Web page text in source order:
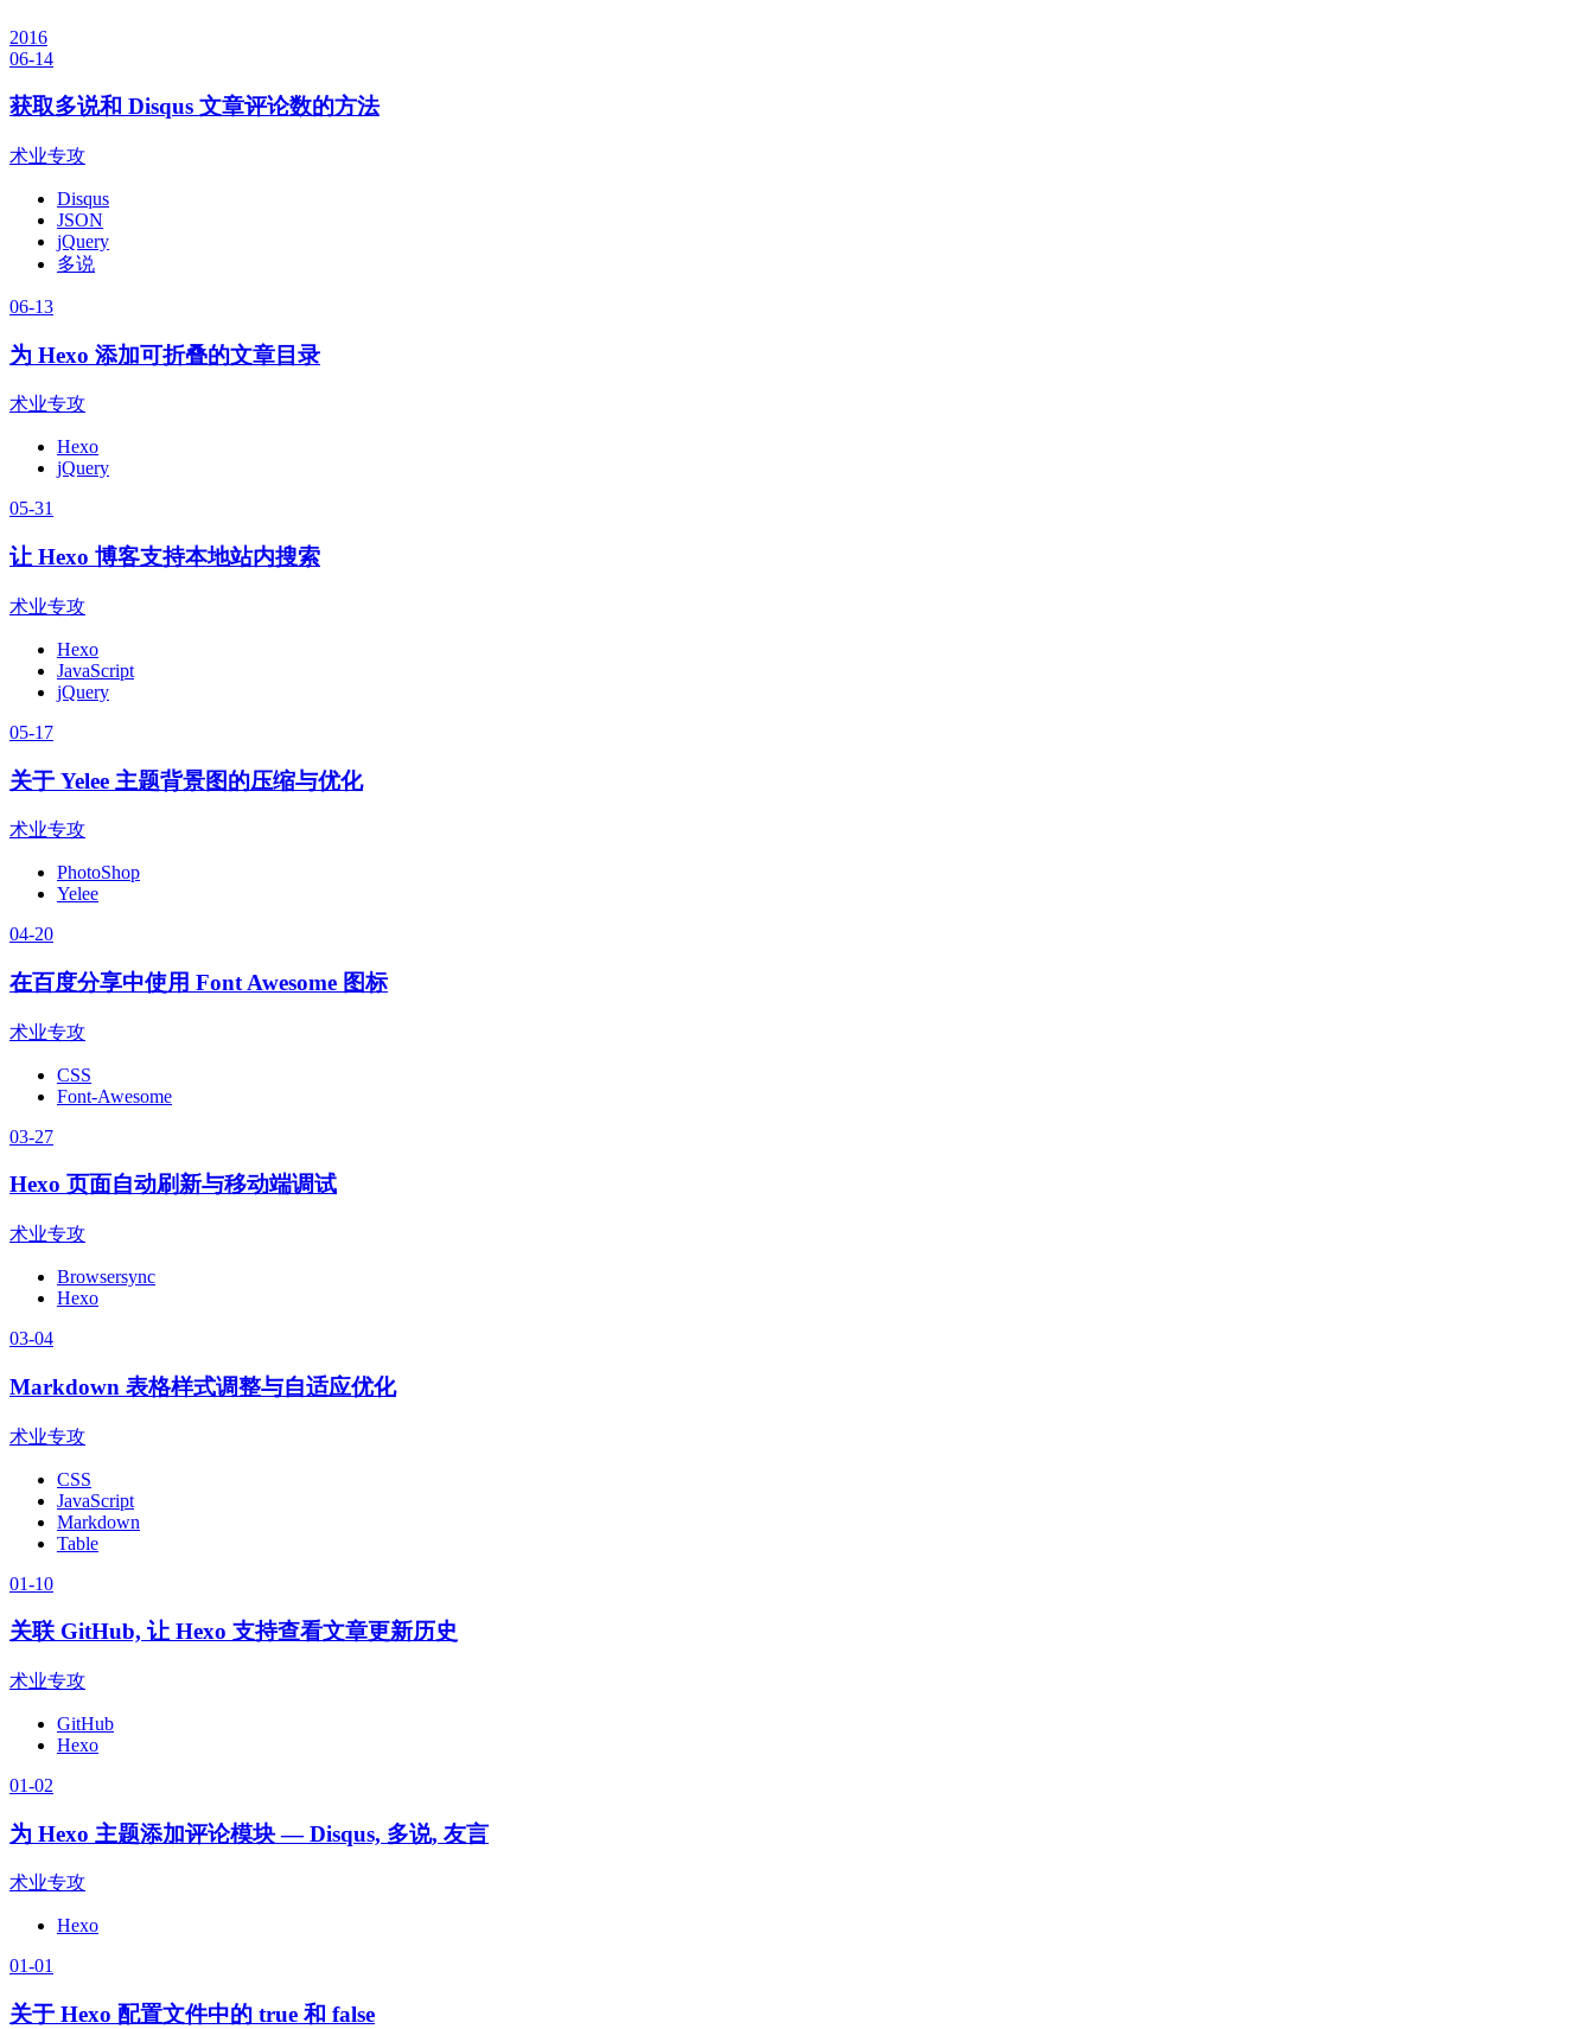
2016
06-14
获取多说和 Disqus 文章评论数的方法
术业专攻
Disqus
JSON
jQuery
多说
06-13
为 Hexo 添加可折叠的文章目录
术业专攻
Hexo
jQuery
05-31
让 Hexo 博客支持本地站内搜索
术业专攻
Hexo
JavaScript
jQuery
05-17
关于 Yelee 主题背景图的压缩与优化
术业专攻
PhotoShop
Yelee
04-20
在百度分享中使用 Font Awesome 图标
术业专攻
CSS
Font-Awesome
03-27
Hexo 页面自动刷新与移动端调试
术业专攻
Browsersync
Hexo
03-04
Markdown 表格样式调整与自适应优化
术业专攻
CSS
JavaScript
Markdown
Table
01-10
关联 GitHub, 让 Hexo 支持查看文章更新历史
术业专攻
GitHub
Hexo
01-02
为 Hexo 主题添加评论模块 — Disqus, 多说, 友言
术业专攻
Hexo
01-01
关于 Hexo 配置文件中的 true 和 false